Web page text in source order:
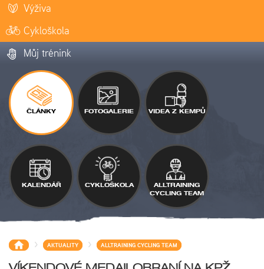
Výživa
Cykloškola
Můj trénink
ČLÁNKY FOTOGALERIE VIDEA Z KEMPŮ
KALENDÁŘ CYKLOŠKOLA
ALLTRAINING
CYCLING TEAM
> AKTUALITY > ALLTRAINING CYCLING TEAM